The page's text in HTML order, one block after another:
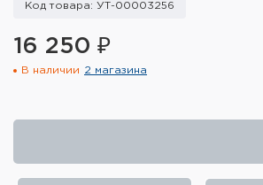
снаряжения
Сумки и рюкзаки
Ремни, патронташи и подсумки
Код товара: УТ-00003256
16 250 ₽
В наличии 2 магазина